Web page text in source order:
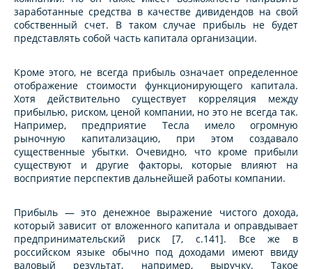
заработанные средства в качестве дивидендов на свой
собственный счет. В таком случае прибыль не будет
представлять собой часть капитала организации.
Кроме этого, не всегда прибыль означает определенное
отображение стоимости функционирующего капитала.
Хотя действительно существует корреляция между
прибылью, риском, ценой компании, но это не всегда так.
Например, предприятие Тесла имело огромную
рыночную капитализацию, при этом создавало
существенные убытки. Очевидно, что кроме прибыли
существуют и другие факторы, которые влияют на
восприятие перспектив дальнейшей работы компании.
Прибыль — это денежное выражение чистого дохода,
который зависит от вложенного капитала и оправдывает
предпринимательский риск [7, c.141]. Все же в
российском языке обычно под доходами имеют ввиду
валовый результат, например, выручку. Такое